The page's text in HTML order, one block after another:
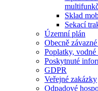
Sklad
Sekací
Územní plán
Obecně
Poplatky, vodné
Poskytnuté
GDPR
Veřejné zakázky
Odpadové